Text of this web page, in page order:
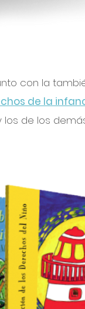
con la
de la
los de los